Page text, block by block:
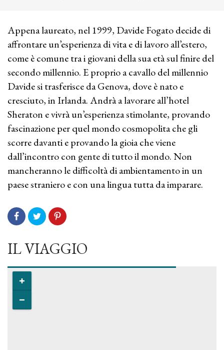
Appena laureato, nel 1999, Davide Fogato decide di
affrontare un’esperienza di vita e di lavoro all’estero,
come è comune tra i giovani della sua età sul finire del
secondo millennio. E proprio a cavallo del millennio
Davide si trasferisce da Genova, dove è nato e
cresciuto, in Irlanda. Andrà a lavorare all’hotel
Sheraton e vivrà un’esperienza stimolante, provando
fascinazione per quel mondo cosmopolita che gli
scorre davanti e provando la gioia che viene
dall’incontro con gente di tutto il mondo. Non
mancheranno le difficoltà di ambientamento in un
paese straniero e con una lingua tutta da imparare.
IL VIAGGIO